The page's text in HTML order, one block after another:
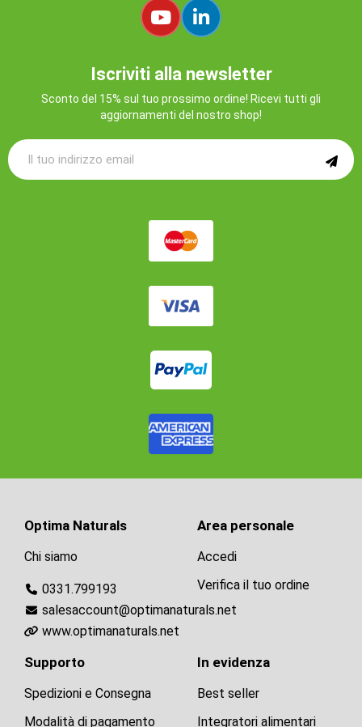
Iscriviti alla newsletter
Sconto del 15% sul tuo prossimo ordine! Ricevi tutti gli
aggiornamenti del nostro shop!
In evidenza
Best seller
Integratori alimentari
Supporto
Spedizioni e Consegna
Modalità di pagamento
Area personale
Accedi
Verifica il tuo ordine
Optima Naturals
Chi siamo
0331.799193
salesaccount@optimanaturals.net
www.optimanaturals.net